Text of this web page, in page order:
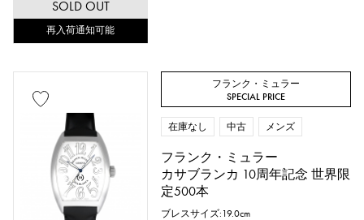
SOLD OUT
再入荷通知可能
フランク・ミュラー
SPECIAL PRICE
在庫なし 中古 メンズ
フランク・ミュラー
カサブランカ 10周年記念 世界限
定500本
ブレスサイズ:19.0cm